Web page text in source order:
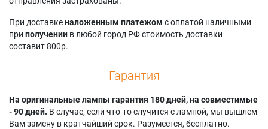
При доставкеналоженным платежом с оплатой наличными
при получении в любой город РФ стоимость доставки
составит 800р.
Гарантия
На оригинальные лампы гарантия 180 дней, на совместимые
- 90 дней. В случае, если что-то случится с лампой, мы вышлем
Вам замену в кратчайший срок. Разумеется, бесплатно.